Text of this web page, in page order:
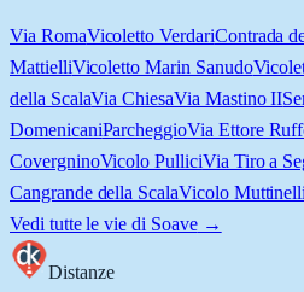
Via RomaVicoletto VerdariContrada
MattielliVicoletto Marin Sanudo
della ScalaVia ChiesaVia Mastino II
DomenicaniParcheggioVia Ettore
CovergninoVicolo PulliciVia Tiro a
Cangrande della ScalaVicolo Muttinelli
Vedi tutte le vie di Soave→
Distanze